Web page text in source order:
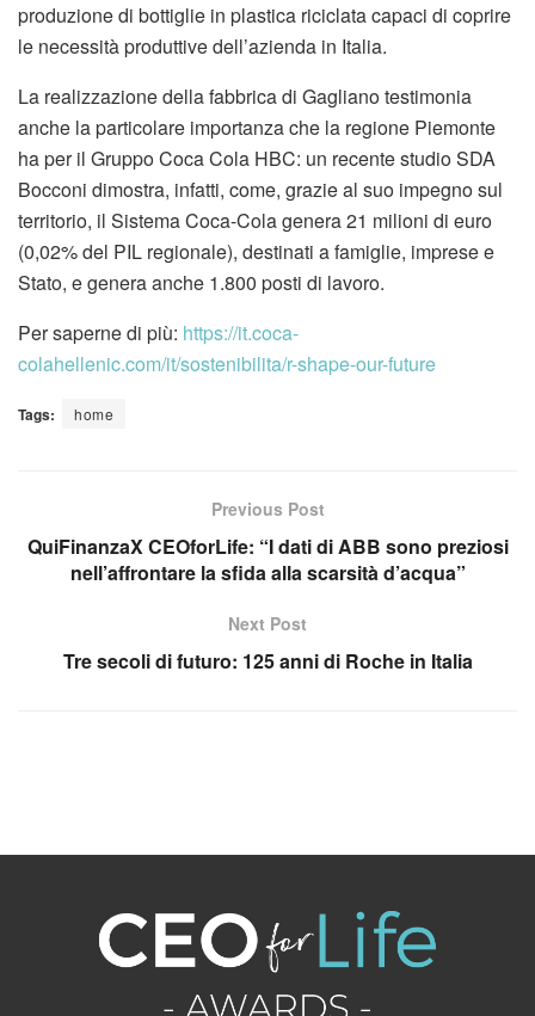
produzione di bottiglie in plastica riciclata capaci di coprire
le necessità produttive dell’azienda in Italia.
La realizzazione della fabbrica di Gagliano testimonia
anche la particolare importanza che la regione Piemonte
ha per il Gruppo Coca Cola HBC: un recente studio SDA
Bocconi dimostra, infatti, come, grazie al suo impegno sul
territorio, il Sistema Coca-Cola genera 21 milioni di euro
(0,02% del PIL regionale), destinati a famiglie, imprese e
Stato, e genera anche 1.800 posti di lavoro.
Per saperne di più: https://it.coca-
colahellenic.com/it/sostenibilita/r-shape-our-future
Tags: home
Previous Post
QuiFinanzaX CEOforLife: “I dati di ABB sono preziosi
nell’affrontare la sfida alla scarsità d’acqua”
Next Post
Tre secoli di futuro: 125 anni di Roche in Italia